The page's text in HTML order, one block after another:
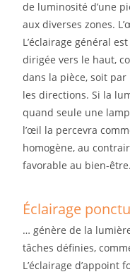
de luminosité d’une
aux diverses zones.
L’éclairage général
dirigée vers le haut,
dans la pièce, soit
les directions. Si la
quand seule une
l’œil la percevra
homogène, au
favorable au bien-être.
Éclairage
… génère de la
tâches définies,
L’éclairage d’appoint